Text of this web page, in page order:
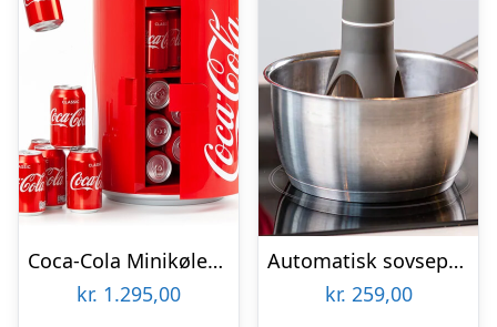
Coca-Cola Minikøleskab
kr. 1.295,00
Automatisk sovsepisker – Stirr
kr. 259,00